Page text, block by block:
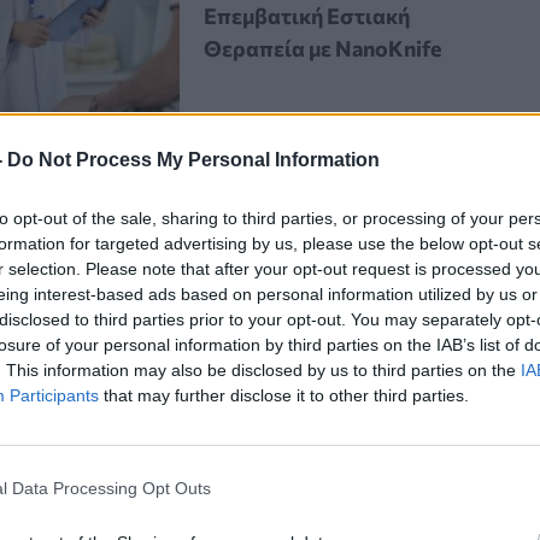
Do Not Process My Personal Information
opt-out of the sale, sharing to third parties, or processing of your
for targeted advertising by us, please use the below opt-out
selection. Please note that after your opt-out request is processed
interest-based ads based on personal information utilized by us
to third parties prior to your opt-out. You may separately
of your personal information by third parties on the IAB’s list of
This information may also be disclosed by us to third parties on the
Participants that may further disclose it to other third parties.
Data Processing Opt Outs
Επεμβατική Εστιακή
Θεραπεία με NanoKnife
μας χωρίς να δίνουμε ιδιαίτερη
έχετεκρύα δάχτυλαή ένα
, υπάρχουν πολλές καταστάσεις
άκρα σας.
και σύμβουλος της Excilor,